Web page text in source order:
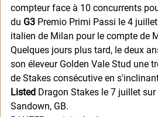
compteur face à 10 concurrents
du G3 Premio Primi Passi le 4
italien de Milan pour le compte de
Quelques jours plus tard, le deux
son éleveur Golden Vale Stud une
de Stakes consécutive en
Listed Dragon Stakes le 7 juillet
Sandown, GB.